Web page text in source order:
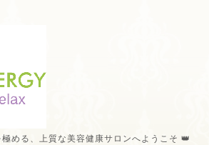
める、上質な美容健康サロンへようこそ 👑